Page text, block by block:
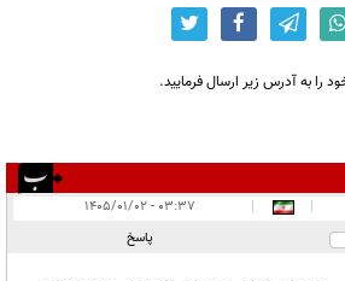
را به آدرس زیر ارسال فرمایید.
|
|
۰۳:۳۷ - ۱۴۰۵/۰۱/۰۲
پاسخ